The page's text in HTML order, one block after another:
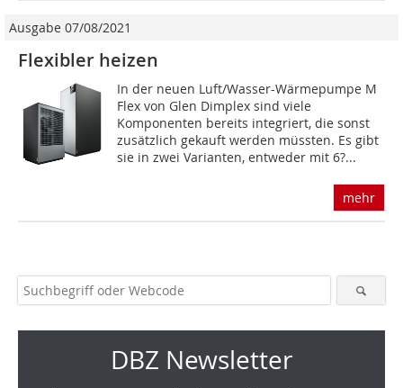
Ausgabe 07/08/2021
Flexibler heizen
In der neuen Luft/Wasser-Wärmepumpe M
Flex von Glen Dimplex sind viele
Komponenten bereits integriert, die sonst
zusätzlich gekauft werden müssten. Es gibt
sie in zwei Varianten, entweder mit 6?...
mehr
DBZ Newsletter